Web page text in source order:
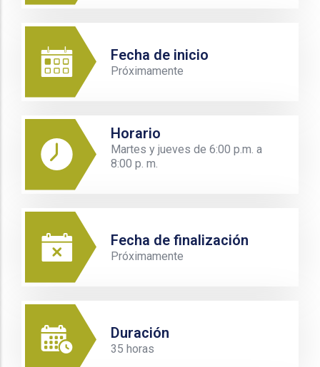
Fecha de inicio
Próximamente
Horario
Martes y jueves de 6:00 p.m. a
8:00 p. m.
Fecha de finalización
Próximamente
Duración
35 horas